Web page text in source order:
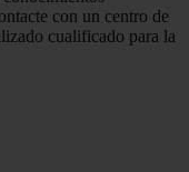
con un centro de
cualificado para la